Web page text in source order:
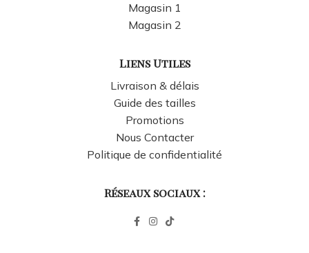
Magasin 1
Magasin 2
Liens Utiles
Livraison & délais
Guide des tailles
Promotions
Nous Contacter
Politique de confidentialité
Réseaux sociaux :